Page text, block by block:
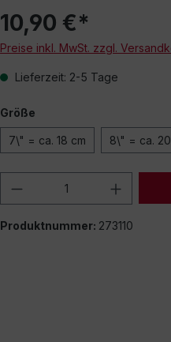
10,90 €*
Preise inkl. MwSt. zzgl.
Lieferzeit: 2-5 Tage
Größe
7\" = ca. 18 cm 8\" = ca.
Produkt Anzahl:
Produktnummer: 273110